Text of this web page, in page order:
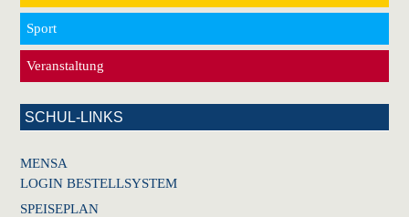
Sport
Veranstaltung
SCHUL-LINKS
MENSA
LOGIN BESTELLSYSTEM
SPEISEPLAN